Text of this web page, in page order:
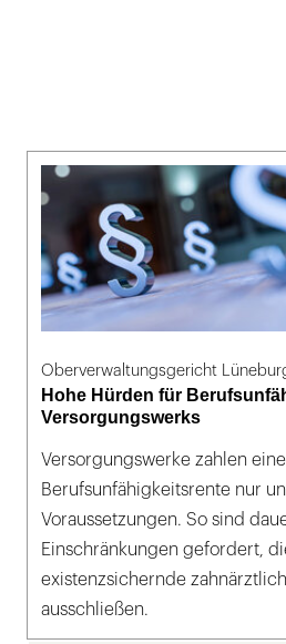
Oberverwaltungsgericht
Hohe Hürden für
Versorgungswerks
Versorgungswerke zahlen eine
Berufsunfähigkeitsrente nur
Voraussetzungen. So sind
Einschränkungen gefordert,
existenzsichernde
ausschließen.